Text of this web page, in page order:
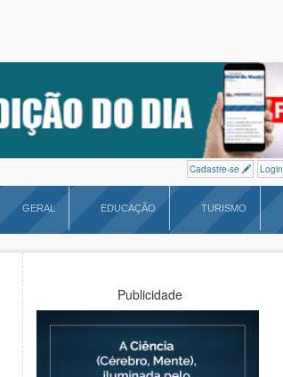
Cadastre-se Login
GERAL EDUCAÇÃO TURISMO
Publicidade